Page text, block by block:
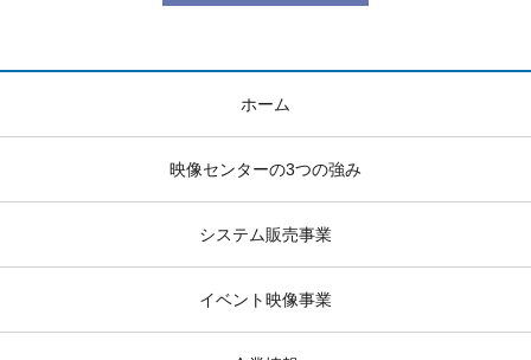
ホーム
映像センターの3つの強み
システム販売事業
イベント映像事業